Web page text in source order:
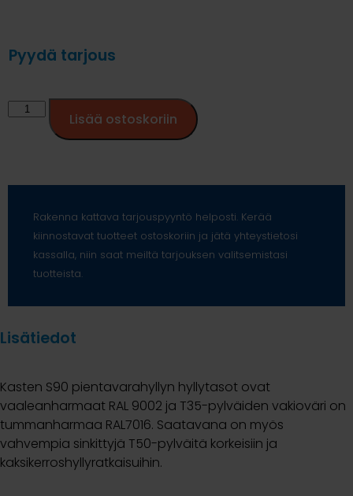
Pyydä tarjous
Lisää ostoskoriin
Rakenna kattava tarjouspyyntö helposti. Kerää
kiinnostavat tuotteet ostoskoriin ja jätä yhteystietosi
kassalla, niin saat meiltä tarjouksen valitsemistasi
tuotteista.
Lisätiedot
Kasten S90 pientavarahyllyn hyllytasot ovat
vaaleanharmaat RAL 9002 ja T35-pylväiden vakioväri on
tummanharmaa RAL7016. Saatavana on myös
vahvempia sinkittyjä T50-pylväitä korkeisiin ja
kaksikerroshyllyratkaisuihin.